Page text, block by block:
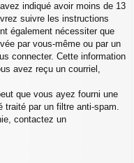
indiqué avoir moins de 13
suivre les instructions
également nécessiter que
par vous-même ou par un
connecter. Cette information
avez reçu un courriel,
que vous ayez fourni une
traité par un filtre anti-spam.
contactez un